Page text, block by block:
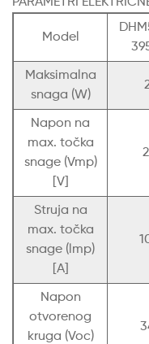
Model
Maksimalna
snaga (W)
Napon na
max. točka
snage (Vmp)
[V]
Struja na
max. točka
snage (lmp)
[A]
Napon
otvorenog
kruga (Voc)